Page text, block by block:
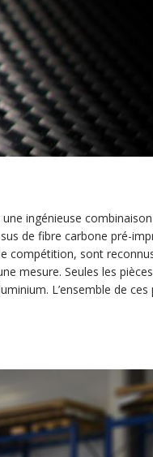
ingénieuse
de fibre carbone pré-
compétition, sont
mesure. Seules les
L’ensemble de